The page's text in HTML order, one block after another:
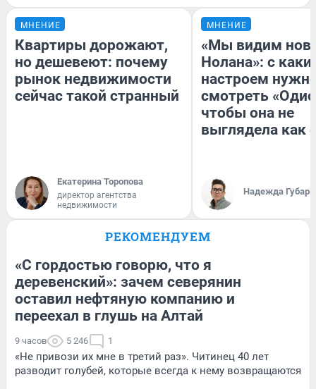
МНЕНИЕ
Квартиры дорожают,
но дешевеют: почему
рынок недвижимости
сейчас такой странный
Екатерина Торопова
директор агентства
недвижимости
МНЕНИЕ
«Мы видим
Нолана»: с
настроем
смотреть
чтобы она не
выглядела как
Надежда Губарь
РЕКОМЕНДУЕМ
«С гордостью говорю, что я
деревенский»: зачем северянин
оставил нефтяную компанию и
переехал в глушь на Алтай
9 часов 5 246 1
«Не привози их мне в третий раз». Читинец 40 лет
разводит голубей, которые всегда к нему возвращаются